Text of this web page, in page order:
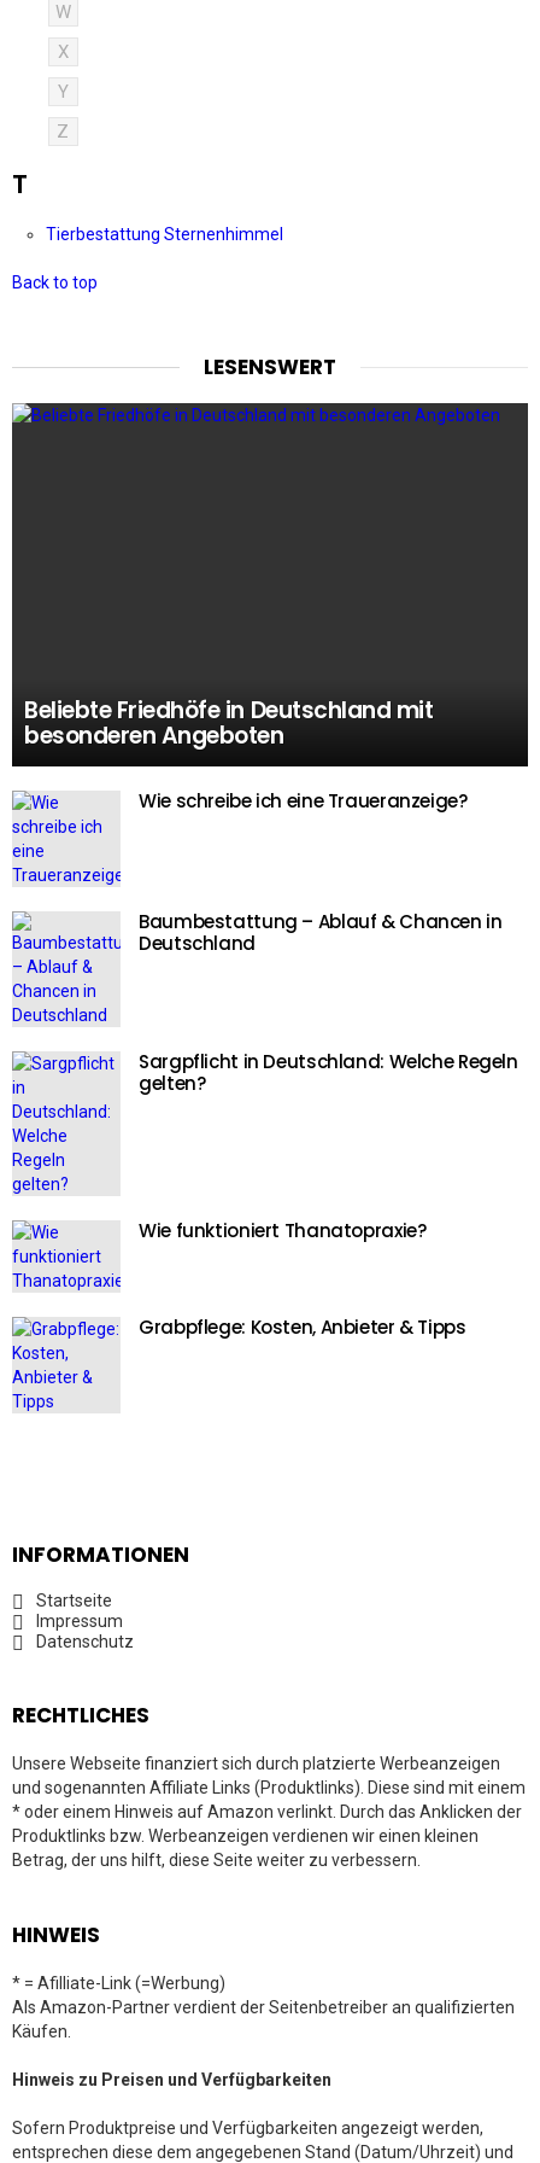
W
X
Y
Z
T
Tierbestattung Sternenhimmel
Back to top
LESENSWERT
Beliebte Friedhöfe in Deutschland mit
besonderen Angeboten
Wie schreibe ich eine Traueranzeige?
Baumbestattung – Ablauf & Chancen in
Deutschland
Sargpflicht in Deutschland: Welche Regeln
gelten?
Wie funktioniert Thanatopraxie?
Grabpflege: Kosten, Anbieter & Tipps
INFORMATIONEN
Startseite
Impressum
Datenschutz
RECHTLICHES
Unsere Webseite finanziert sich durch platzierte Werbeanzeigen
und sogenannten Affiliate Links (Produktlinks). Diese sind mit einem
* oder einem Hinweis auf Amazon verlinkt. Durch das Anklicken der
Produktlinks bzw. Werbeanzeigen verdienen wir einen kleinen
Betrag, der uns hilft, diese Seite weiter zu verbessern.
HINWEIS
* = Afilliate-Link (=Werbung)
Als Amazon-Partner verdient der Seitenbetreiber an qualifizierten
Käufen.
Hinweis zu Preisen und Verfügbarkeiten
Sofern Produktpreise und Verfügbarkeiten angezeigt werden,
entsprechen diese dem angegebenen Stand (Datum/Uhrzeit) und